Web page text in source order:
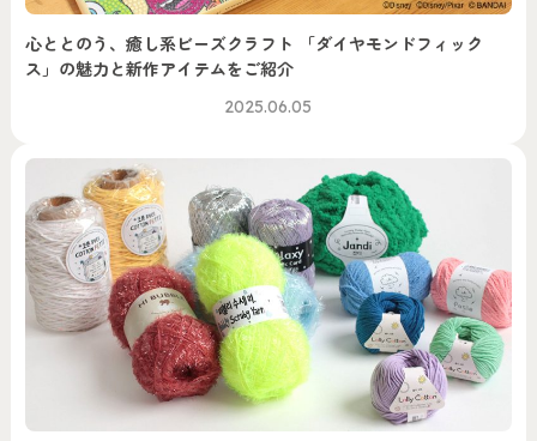
心ととのう、癒し系ビーズクラフト 「ダイヤモンドフィック
ス」の魅力と新作アイテムをご紹介
2025.06.05